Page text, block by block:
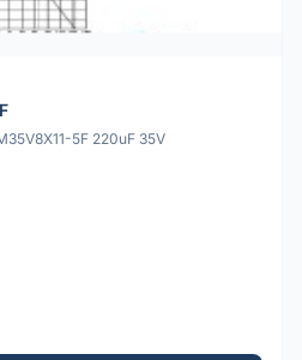
5F 220uF 35V